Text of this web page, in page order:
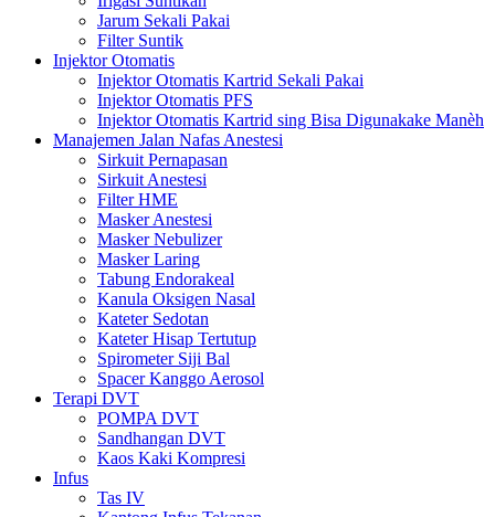
Jarum Sekali Pakai
Filter Suntik
Injektor Otomatis
Injektor Otomatis Kartrid Sekali Pakai
Injektor Otomatis PFS
Injektor Otomatis Kartrid sing Bisa Digunakake Manèh
Manajemen Jalan Nafas Anestesi
Sirkuit Pernapasan
Sirkuit Anestesi
Filter HME
Masker Anestesi
Masker Nebulizer
Masker Laring
Tabung Endorakeal
Kanula Oksigen Nasal
Kateter Sedotan
Kateter Hisap Tertutup
Spirometer Siji Bal
Spacer Kanggo Aerosol
Terapi DVT
POMPA DVT
Sandhangan DVT
Kaos Kaki Kompresi
Infus
Tas IV